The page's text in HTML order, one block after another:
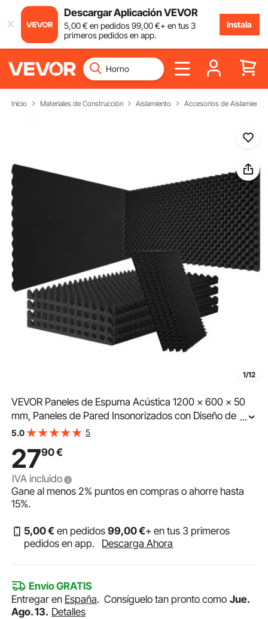
Descargar Aplicación VEVOR
5,00€ en pedidos99,00€+ en tus 3
primeros pedidos en app.
Instala
Inicio Materiales de Construcción Aislamiento Accesorios de Aislamiento
1/12
VEVOR Paneles de Espuma Acústica 1200 x 600 x 50
mm, Paneles de Pared Insonorizados con Diseño de
Huevo, Paneles Absorbentes de Sonido para Paredes y
...
5.0 5
2790€
IVA incluido
Gane al menos2% puntos en compras o ahorre hasta
15%.
5,00€ en pedidos99,00€+ en tus 3 primeros
pedidos en app.
Descarga Ahora
Envío GRATIS
Entregar en España.Consíguelo tan pronto como Jue.
Ago. 13. Detalles